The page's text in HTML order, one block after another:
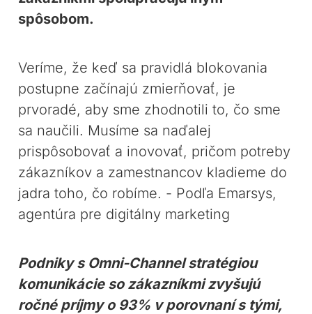
spôsobom.
Veríme, že keď sa pravidlá blokovania
postupne začínajú zmierňovať, je
prvoradé, aby sme zhodnotili to, čo sme
sa naučili. Musíme sa naďalej
prispôsobovať a inovovať, pričom potreby
zákazníkov a zamestnancov kladieme do
jadra toho, čo robíme. - Podľa Emarsys,
agentúra pre digitálny marketing
Podniky s Omni-Channel stratégiou
komunikácie so zákazníkmi zvyšujú
ročné príjmy o 93% v porovnaní s tými,